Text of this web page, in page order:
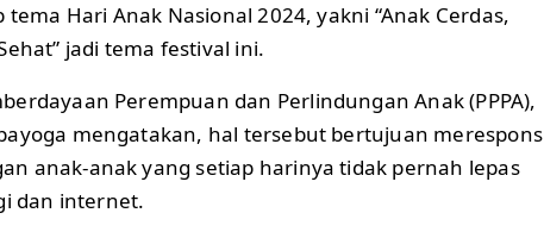
tema Hari Anak Nasional 2024, yakni “Anak Cerdas,
jadi tema festival ini.
Perempuan dan Perlindungan Anak (PPPA),
mengatakan, hal tersebut bertujuan merespons
anak-anak yang setiap harinya tidak pernah lepas
dan internet.